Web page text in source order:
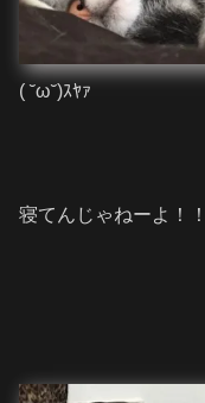
( ˘ω˘)ｽﾔｧ
寝てんじゃねーよ！！